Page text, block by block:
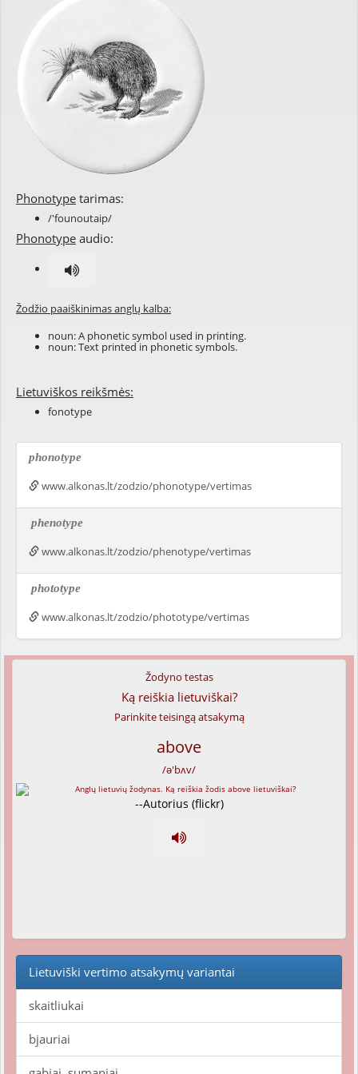
Phonotype tarimas:
/'founoutaip/
Phonotype audio:
Žodžio paaiškinimas anglų kalba:
noun: A phonetic symbol used in printing.
noun: Text printed in phonetic symbols.
Lietuviškos reikšmės:
fonotype
phonotype
www.alkonas.lt/zodzio/phonotype/vertimas
phenotype
www.alkonas.lt/zodzio/phenotype/vertimas
phototype
www.alkonas.lt/zodzio/phototype/vertimas
Žodyno testas
Ką reiškia lietuviškai?
Parinkite teisingą atsakymą
above
/ə'bʌv/
--Autorius (flickr)
Lietuviški vertimo atsakymų variantai
skaitliukai
bjauriai